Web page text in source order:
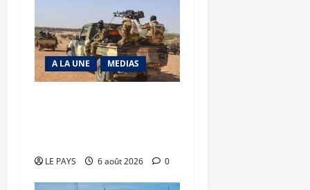
A LA UNE MEDIAS
LE PAYS 6 août 2026 0